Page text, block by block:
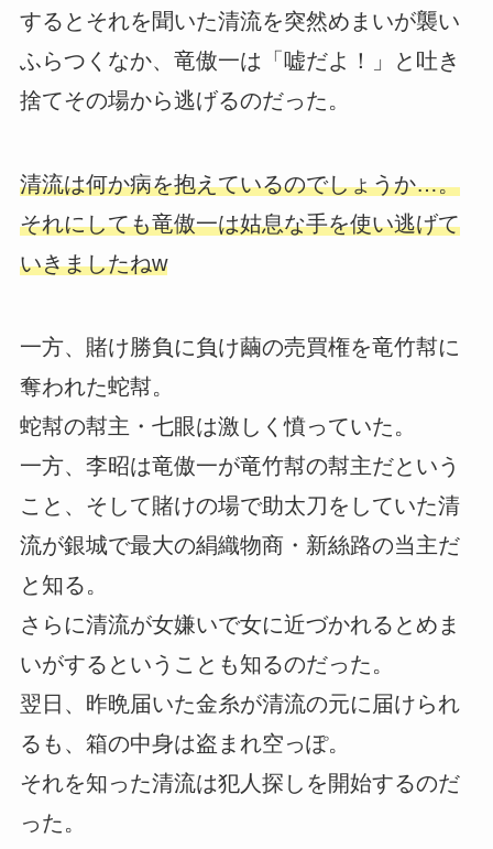
するとそれを聞いた清流を突然めまいが襲い
ふらつくなか、竜傲一は「嘘だよ！」と吐き
捨てその場から逃げるのだった。
清流は何か病を抱えているのでしょうか…。
それにしても竜傲一は姑息な手を使い逃げて
いきましたねw
一方、賭け勝負に負け繭の売買権を竜竹幇に
奪われた蛇幇。
蛇幇の幇主・七眼は激しく憤っていた。
一方、李昭は竜傲一が竜竹幇の幇主だという
こと、そして賭けの場で助太刀をしていた清
流が銀城で最大の絹織物商・新絲路の当主だ
と知る。
さらに清流が女嫌いで女に近づかれるとめま
いがするということも知るのだった。
翌日、昨晩届いた金糸が清流の元に届けられ
るも、箱の中身は盗まれ空っぽ。
それを知った清流は犯人探しを開始するのだ
った。